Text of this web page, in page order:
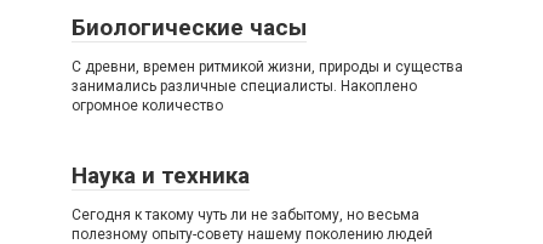
Биологические часы
С древни, времен ритмикой жизни, природы и существа
занимались различные специалисты. Накоплено
огромное количество
Наука и техника
Сегодня к такому чуть ли не забытому, но весьма
полезному опыту-совету нашему поколению людей